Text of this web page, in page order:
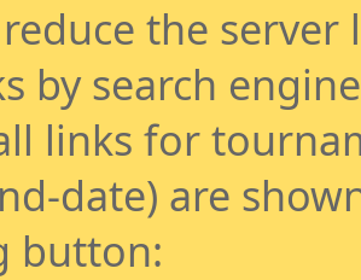
the
by search
links for
date) are
button: